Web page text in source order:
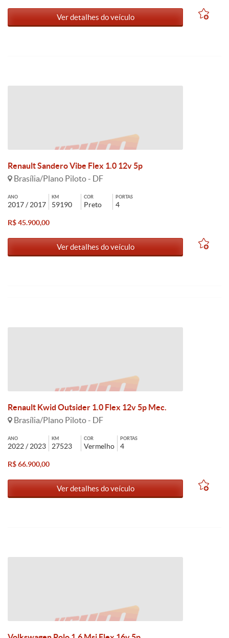
Ver detalhes do veículo
Renault Sandero Vibe Flex 1.0 12v 5p
Brasília/Plano Piloto - DF
ANO
2017 / 2017
KM
59190
COR
Preto
PORTAS
4
R$ 45.900,00
Ver detalhes do veículo
Renault Kwid Outsider 1.0 Flex 12v 5p Mec.
Brasília/Plano Piloto - DF
ANO
2022 / 2023
KM
27523
COR
Vermelho
PORTAS
4
R$ 66.900,00
Ver detalhes do veículo